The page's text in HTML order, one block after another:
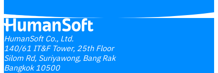
HumanSoft Co., Ltd.
140/61 IT&F Tower, 25th Floor
Silom Rd, Suriyawong, Bang Rak
Bangkok 10500